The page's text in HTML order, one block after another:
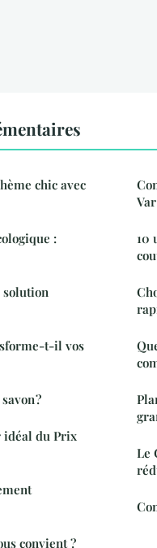
chic avec
:
solution
t-il vos
?
idéal du Prix
convient ?
10
Le